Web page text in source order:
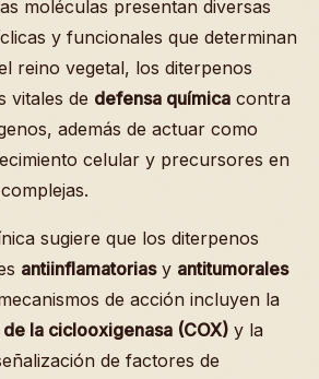
moléculas presentan diversas
y funcionales que determinan
reino vegetal, los diterpenos
vitales de defensa química contra
además de actuar como
celular y precursores en
sugiere que los diterpenos
antiinflamatoriasy antitumorales
de acción incluyen la
la ciclooxigenasa (COX) y la
de factores de